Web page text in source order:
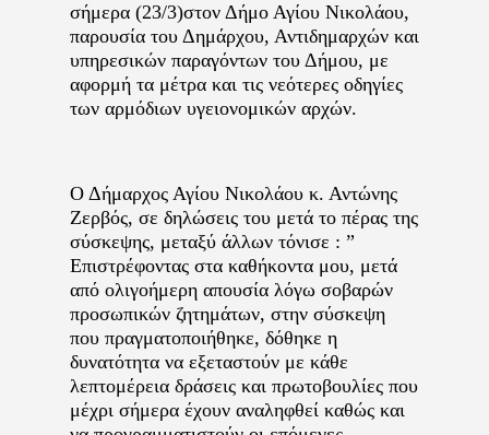
σήμερα (23/3)στον Δήμο Αγίου Νικολάου,
παρουσία του Δημάρχου, Αντιδημαρχών και
υπηρεσικών παραγόντων του Δήμου, με
αφορμή τα μέτρα και τις νεότερες οδηγίες
των αρμόδιων υγειονομικών αρχών.
Ο Δήμαρχος Αγίου Νικολάου κ. Αντώνης
Ζερβός, σε δηλώσεις του μετά το πέρας της
σύσκεψης, μεταξύ άλλων τόνισε : ”
Επιστρέφοντας στα καθήκοντα μου, μετά
από ολιγοήμερη απουσία λόγω σοβαρών
προσωπικών ζητημάτων, στην σύσκεψη
που πραγματοποιήθηκε, δόθηκε η
δυνατότητα να εξεταστούν με κάθε
λεπτομέρεια δράσεις και πρωτοβουλίες που
μέχρι σήμερα έχουν αναληφθεί καθώς και